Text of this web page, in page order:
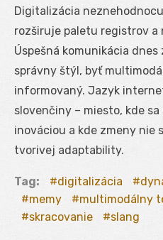
Digitalizácia
rozširuje paletu registrov
Úspešná komunikácia
správny štýl, byť
informovaný. Jazyk
slovenčiny – miesto, kde
inováciou a kde zmeny nie
tvorivej adaptability.
Tag: digitalizácia
memy
multimodálny
skracovanie
slang